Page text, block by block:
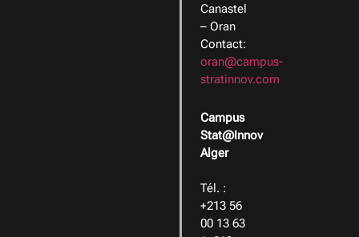
Canastel
– Oran
Contact:
oran@campus-
stratinnov.com
Campus
Stat@Innov
Alger
Tél. :
+213 56
00 13 63